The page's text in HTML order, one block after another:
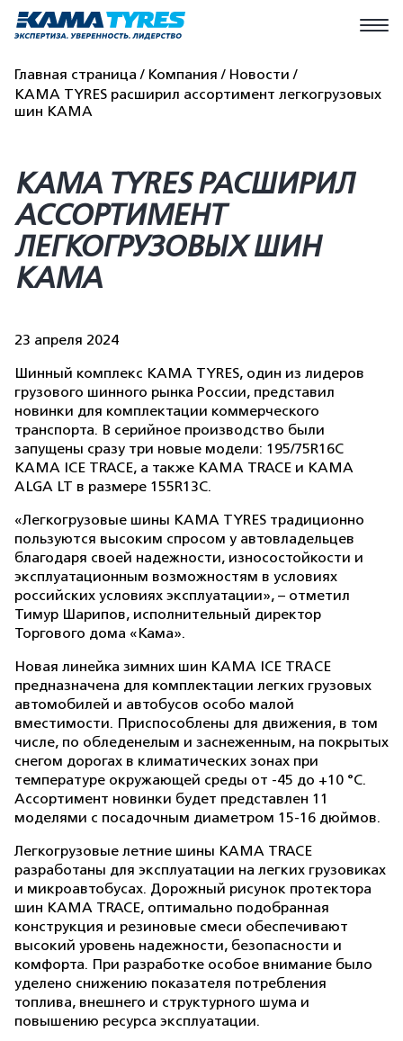
Главная страница Компания
Новости
KAMA TYRES расширил ассортимент легкогрузовых
шин KAMA
KAMA TYRES РАСШИРИЛ
АССОРТИМЕНТ
ЛЕГКОГРУЗОВЫХ ШИН
KAMA
23 апреля 2024
Шинный комплекс KAMA TYRES, один из лидеров
грузового шинного рынка России, представил
новинки для комплектации коммерческого
транспорта. В серийное производство были
запущены сразу три новые модели: 195/75R16С
КАМА ICE TRACE, а также КАМА TRACE и КАМА
ALGA LT в размере 155R13С.
«Легкогрузовые шины KAMA TYRES традиционно
пользуются высоким спросом у автовладельцев
благодаря своей надежности, износостойкости и
эксплуатационным возможностям в условиях
российских условиях эксплуатации», – отметил
Тимур Шарипов, исполнительный директор
Торгового дома «Кама».
Новая линейка зимних шин КАМА ІСЕ ТRАСЕ
предназначена для комплектации легких грузовых
автомобилей и автобусов особо малой
вместимости. Приспособлены для движения, в том
числе, по обледенелым и заснеженным, на покрытых
снегом дорогах в климатических зонах при
температуре окружающей среды от -45 до +10 °C.
Ассортимент новинки будет представлен 11
моделями с посадочным диаметром 15-16 дюймов.
Легкогрузовые летние шины КАМА TRACE
разработаны для эксплуатации на легких грузовиках
и микроавтобусах. Дорожный рисунок протектора
шин КАМА TRACE, оптимально подобранная
конструкция и резиновые смеси обеспечивают
высокий уровень надежности, безопасности и
комфорта. При разработке особое внимание было
уделено снижению показателя потребления
топлива, внешнего и структурного шума и
повышению ресурса эксплуатации.